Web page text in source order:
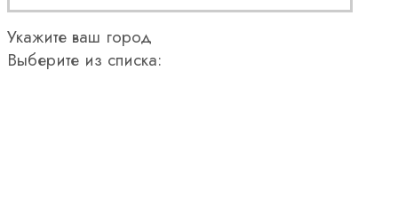
Укажите ваш город
Выберите из списка: